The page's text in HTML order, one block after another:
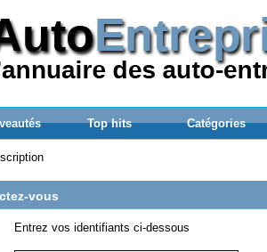
Top hits Catégories
vous
Entrez vos identifiants ci-dessous